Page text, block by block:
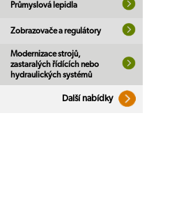
Průmyslová lepidla
Zobrazovače a regulátory
Modernizace strojů,
zastaralých řídících nebo
hydraulických systémů
Další nabídky